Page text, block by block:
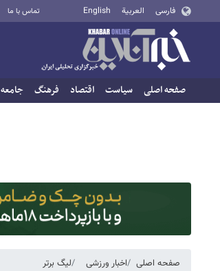
فارسی العربية English تماس با ما
صفحه اصلی سیاست اقتصاد فرهنگ جامعه
صفحه اصلی اخبار ورزشی لیگ برتر